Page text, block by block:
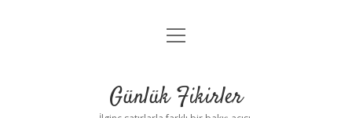
Anasayfa
Yasal Uyarı
menüyü
Günlük Fikirler